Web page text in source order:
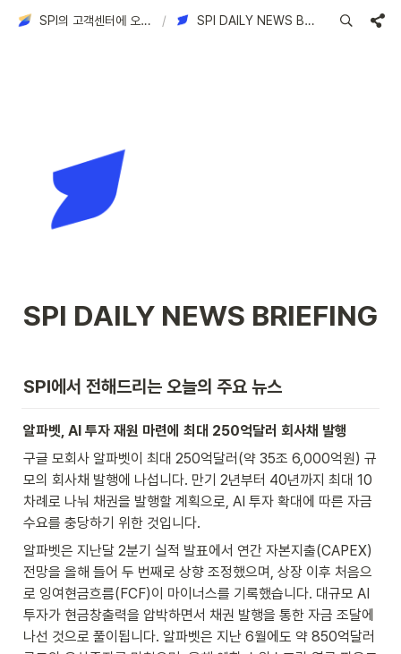
SPI의 고객센터에 오신 것을 환영합니다! / SPI DAILY NEWS BRIEFING
SPI DAILY NEWS BRIEFING
SPI에서 전해드리는 오늘의 주요 뉴스
알파벳, AI 투자 재원 마련에 최대 250억달러 회사채 발행
구글 모회사 알파벳이 최대 250억달러(약 35조 6,000억원) 규
모의 회사채 발행에 나섭니다. 만기 2년부터 40년까지 최대 10
차례로 나눠 채권을 발행할 계획으로, AI 투자 확대에 따른 자금
수요를 충당하기 위한 것입니다.
알파벳은 지난달 2분기 실적 발표에서 연간 자본지출(CAPEX)
전망을 올해 들어 두 번째로 상향 조정했으며, 상장 이후 처음으
로 잉여현금흐름(FCF)이 마이너스를 기록했습니다. 대규모 AI
투자가 현금창출력을 압박하면서 채권 발행을 통한 자금 조달에
나선 것으로 풀이됩니다. 알파벳은 지난 6월에도 약 850억달러